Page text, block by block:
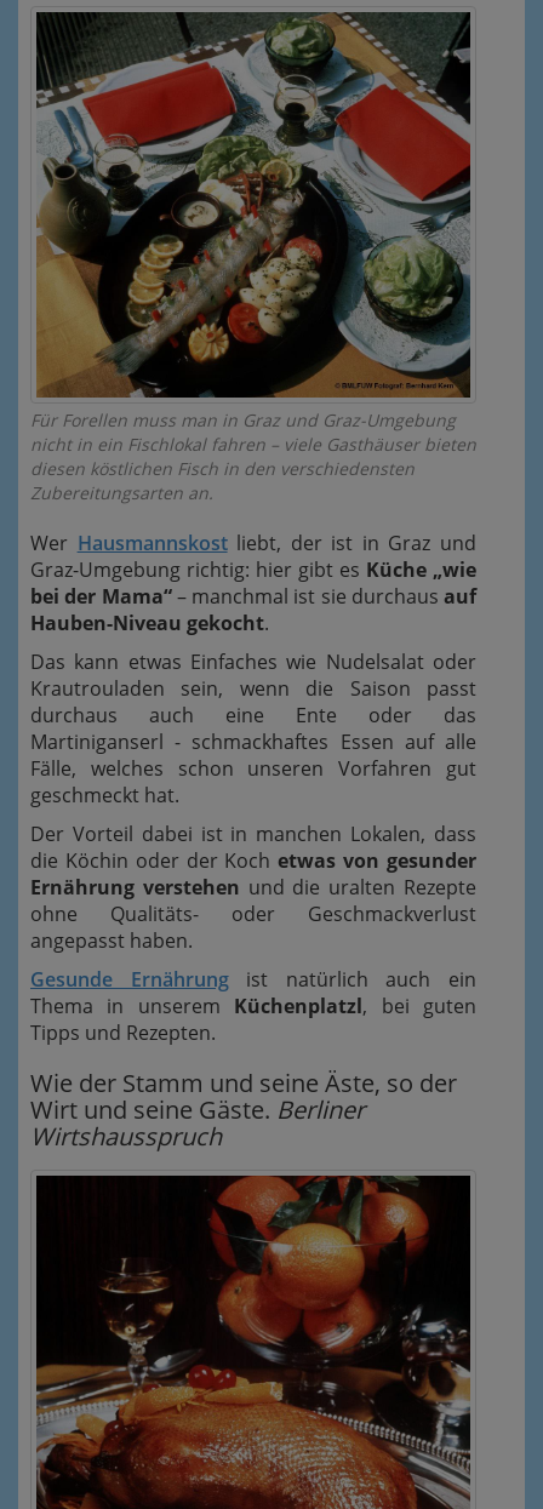
Für Forellen muss man in Graz und Graz-Umgebung
nicht in ein Fischlokal fahren – viele Gasthäuser bieten
diesen köstlichen Fisch in den verschiedensten
Zubereitungsarten an.
Wer Hausmannskostliebt, der ist in Graz und
Graz-Umgebung richtig: hier gibt es Küche „wie
bei der Mama“– manchmal ist sie durchaus auf
Hauben-Niveau gekocht.
Das kann etwas Einfaches wie Nudelsalat oder
Krautrouladen sein, wenn die Saison passt
durchaus auch eine Ente oder das
Martiniganserl - schmackhaftes Essen auf alle
Fälle, welches schon unseren Vorfahren gut
geschmeckt hat.
Der Vorteil dabei ist in manchen Lokalen, dass
die Köchin oder der Kochetwas von gesunder
Ernährung verstehen und die uralten Rezepte
ohne Qualitäts- oder Geschmackverlust
angepasst haben.
Gesunde Ernährungist natürlich auch ein
Thema in unserem Küchenplatzl, bei guten
Tipps und Rezepten.
Wie der Stamm und seine Äste, so der
Wirt und seine Gäste. Berliner
Wirtshausspruch